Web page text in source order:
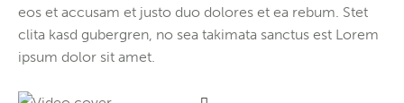
eos et accusam et justo duo dolores et ea rebum. Stet
clita kasd gubergren, no sea takimata sanctus est Lorem
ipsum dolor sit amet.